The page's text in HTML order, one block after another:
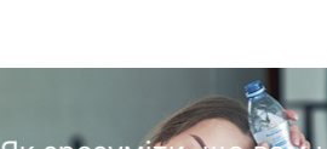
пити щодня